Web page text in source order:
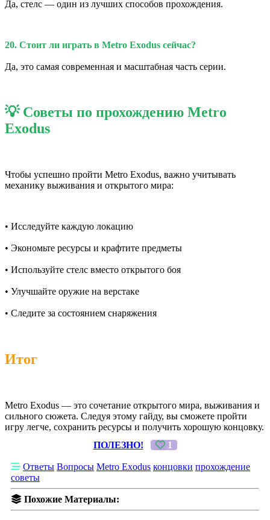
Да, стелс — один из лучших способов прохождения.
20. Стоит ли играть в Metro Exodus сейчас?
Да, это самая современная и масштабная часть серии.
💡 Советы по прохождению Metro
Exodus
Чтобы успешно пройти Metro Exodus, важно учитывать
механику выживания и открытого мира:
• Исследуйте каждую локацию
• Экономьте ресурсы и крафтите предметы
• Используйте стелс вместо открытого боя
• Улучшайте оружие на верстаке
• Следите за состоянием снаряжения
Итог
Metro Exodus — это сочетание открытого мира, выживания и
сильного сюжета. Следуя этому гайду, вы сможете пройти
игру легче, сохранить ресурсы и получить хорошую концовку.
ПОЛЕЗНО!
1
Ответы Вопросы Metro Exodus концовки прохождение
советы
Похожие Материалы: